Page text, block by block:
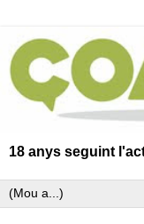
18 anys seguint